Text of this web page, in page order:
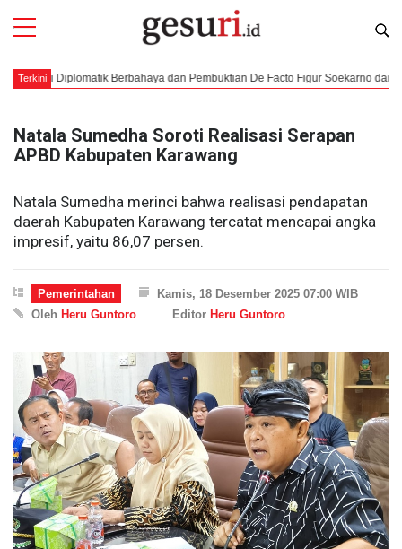
Terkini Berbahaya dan Pembuktian De Facto Figur Soekarno dan Moh. Hatta
Natala Sumedha Soroti Realisasi Serapan
APBD Kabupaten Karawang
Natala Sumedha merinci bahwa realisasi pendapatan
daerah Kabupaten Karawang tercatat mencapai angka
impresif, yaitu 86,07 persen.
Pemerintahan
Kamis, 18 Desember 2025 07:00 WIB
Oleh Heru Guntoro Editor Heru Guntoro